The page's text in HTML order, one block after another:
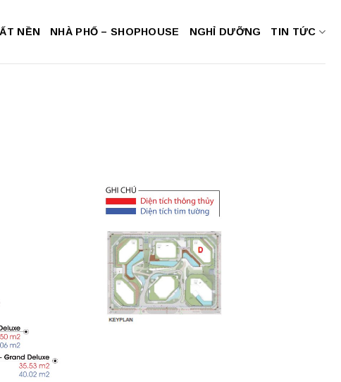
NỀN NHÀ PHỐ – SHOPHOUSE NGHỈ DƯỠNG TIN TỨC